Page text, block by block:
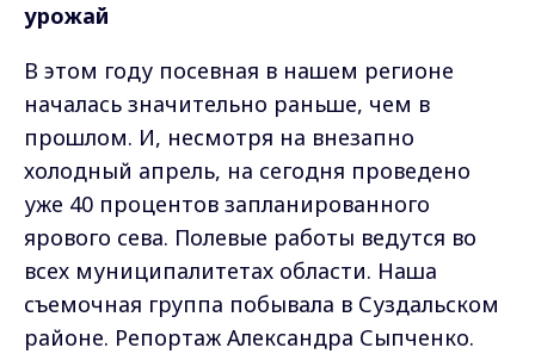
урожай
В этом году посевная в нашем регионе
началась значительно раньше, чем в
прошлом. И, несмотря на внезапно
холодный апрель, на сегодня проведено
уже 40 процентов запланированного
ярового сева. Полевые работы ведутся во
всех муниципалитетах области. Наша
съемочная группа побывала в Суздальском
районе. Репортаж Александра Сыпченко.